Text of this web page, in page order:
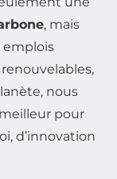
, mais
emplois
nous
pour
d’innovation